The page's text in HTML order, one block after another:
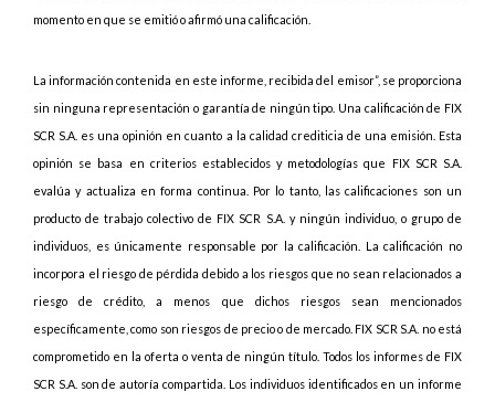
momento en que se emitió o afirmó una calificación.
La información contenida en este informe, recibida del emisor”, se proporciona
sin ninguna representación o garantía de ningún tipo. Una calificación de FIX
SCR S.A. es una opinión en cuanto a la calidad crediticia de una emisión. Esta
opinión se basa en criterios establecidos y metodologías que FIX SCR S.A.
evalúa y actualiza en forma continua. Por lo tanto, las calificaciones son un
producto de trabajo colectivo de FIX SCR S.A. y ningún individuo, o grupo de
individuos, es únicamente responsable por la calificación. La calificación no
incorpora el riesgo de pérdida debido a los riesgos que no sean relacionados a
riesgo de crédito, a menos que dichos riesgos sean mencionados
específicamente, como son riesgos de precio o de mercado. FIX SCR S.A. no está
comprometido en la oferta o venta de ningún título. Todos los informes de FIX
SCR S.A. son de autoría compartida. Los individuos identificados en un informe